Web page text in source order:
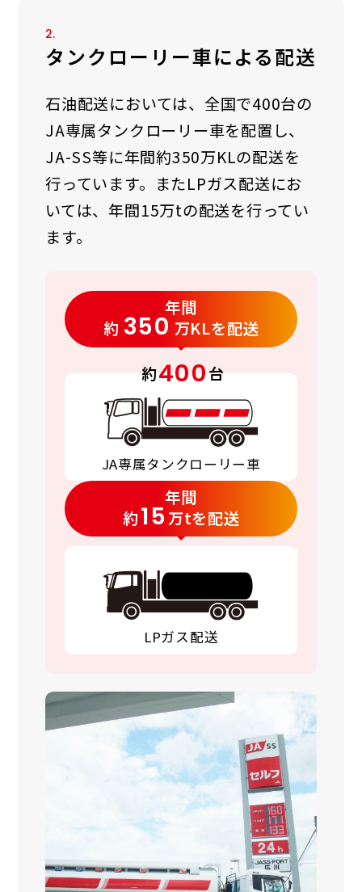
2.
タンクローリー車による配送
石油配送においては、全国で400台の
JA専属タンクローリー車を配置し、
JA-SS等に年間約350万KLの配送を
行っています。またLPガス配送にお
いては、年間15万tの配送を行ってい
ます。
年間
約 350 万KLを配送
約400台
JA専属タンクローリー車
年間
約15万tを配送
LPガス配送